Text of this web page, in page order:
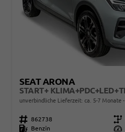
SEAT ARONA
unverbindliche Lieferzeit: ca. 5-7 Monate
Fahrzeugnr. 862738 Getriebe
Kraftstoff
Benzin Leistung